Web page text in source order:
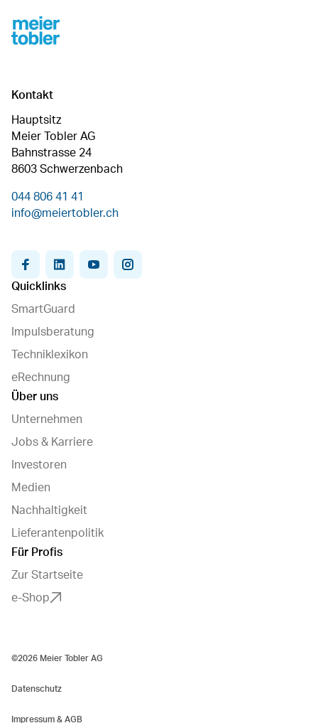
Footer
Kontakt
Hauptsitz
Meier Tobler AG
Bahnstrasse 24
8603 Schwerzenbach
044 806 41 41
info@meiertobler.ch
facebooklinkedin youtubeinstagram
Quicklinks
SmartGuard
Impulsberatung
Techniklexikon
eRechnung
Über uns
Unternehmen
Jobs & Karriere
Investoren
Medien
Nachhaltigkeit
Lieferantenpolitik
Für Profis
Zur Startseite
e-Shop
©2026 Meier Tobler AG
Datenschutz
Impressum & AGB